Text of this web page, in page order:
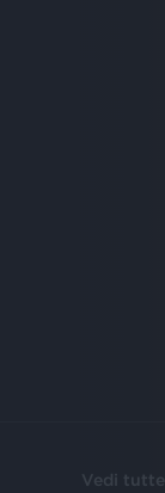
Vedi tutte